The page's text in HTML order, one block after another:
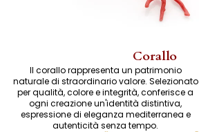
Corallo
Il corallo rappresenta un patrimonio
naturale di straordinario valore. Selezionato
per qualità, colore e integrità, conferisce a
ogni creazione un'identità distintiva,
espressione di eleganza mediterranea e
autenticità senza tempo.